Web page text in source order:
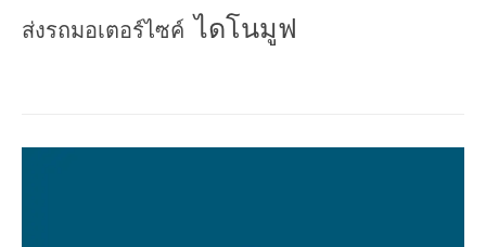
ส่งรถมอเตอร์ไซค์ ไดโนมูฟ